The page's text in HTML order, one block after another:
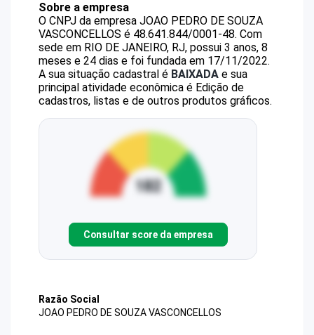
Sobre a empresa
O CNPJ da empresa JOAO PEDRO DE SOUZA
VASCONCELLOS é 48.641.844/0001-48. Com
sede em RIO DE JANEIRO, RJ, possui 3 anos, 8
meses e 24 dias e foi fundada em 17/11/2022.
A sua situação cadastral é BAIXADA e sua
principal atividade econômica é Edição de
cadastros, listas e de outros produtos gráficos.
Consultar score da empresa
Razão Social
JOAO PEDRO DE SOUZA VASCONCELLOS